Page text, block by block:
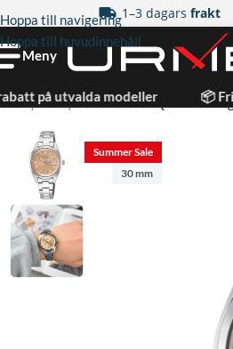
Hoppa till navigering
Hoppa till huvudinnehåll
1–3 dagars frakt
Meny
på utvalda modeller 📦
Hem| Dam|Seiko Classic Quartz
Summer Sale
30 mm